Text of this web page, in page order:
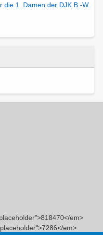
die 1. Damen der DJK B.-W.
em>
em>